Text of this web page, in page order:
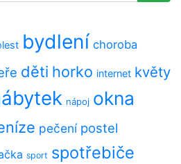
bydlení choroba
děti horko internet květy
nápoj okna
pečení postel
sport spotřebiče